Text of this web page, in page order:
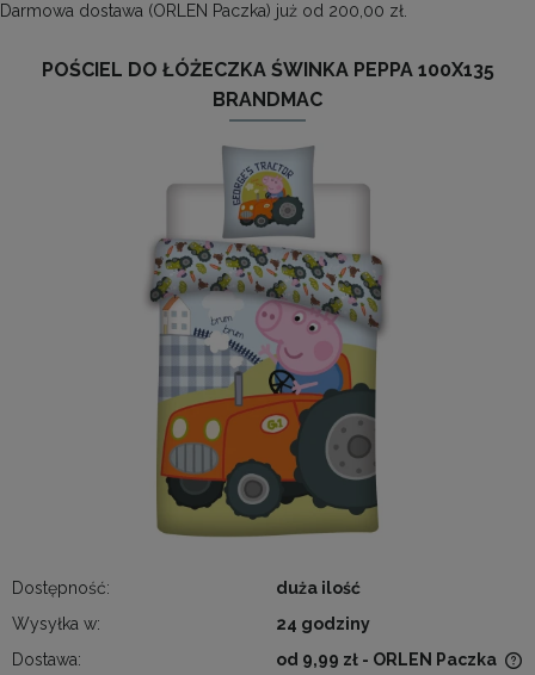
Darmowa dostawa (ORLEN Paczka) już od 200,00 zł.
POŚCIEL DO ŁÓŻECZKA ŚWINKA PEPPA 100X135
BRANDMAC
Dostępność:
duża ilość
Wysyłka w:
24 godziny
Dostawa:
od 9,99 zł - ORLEN Paczka